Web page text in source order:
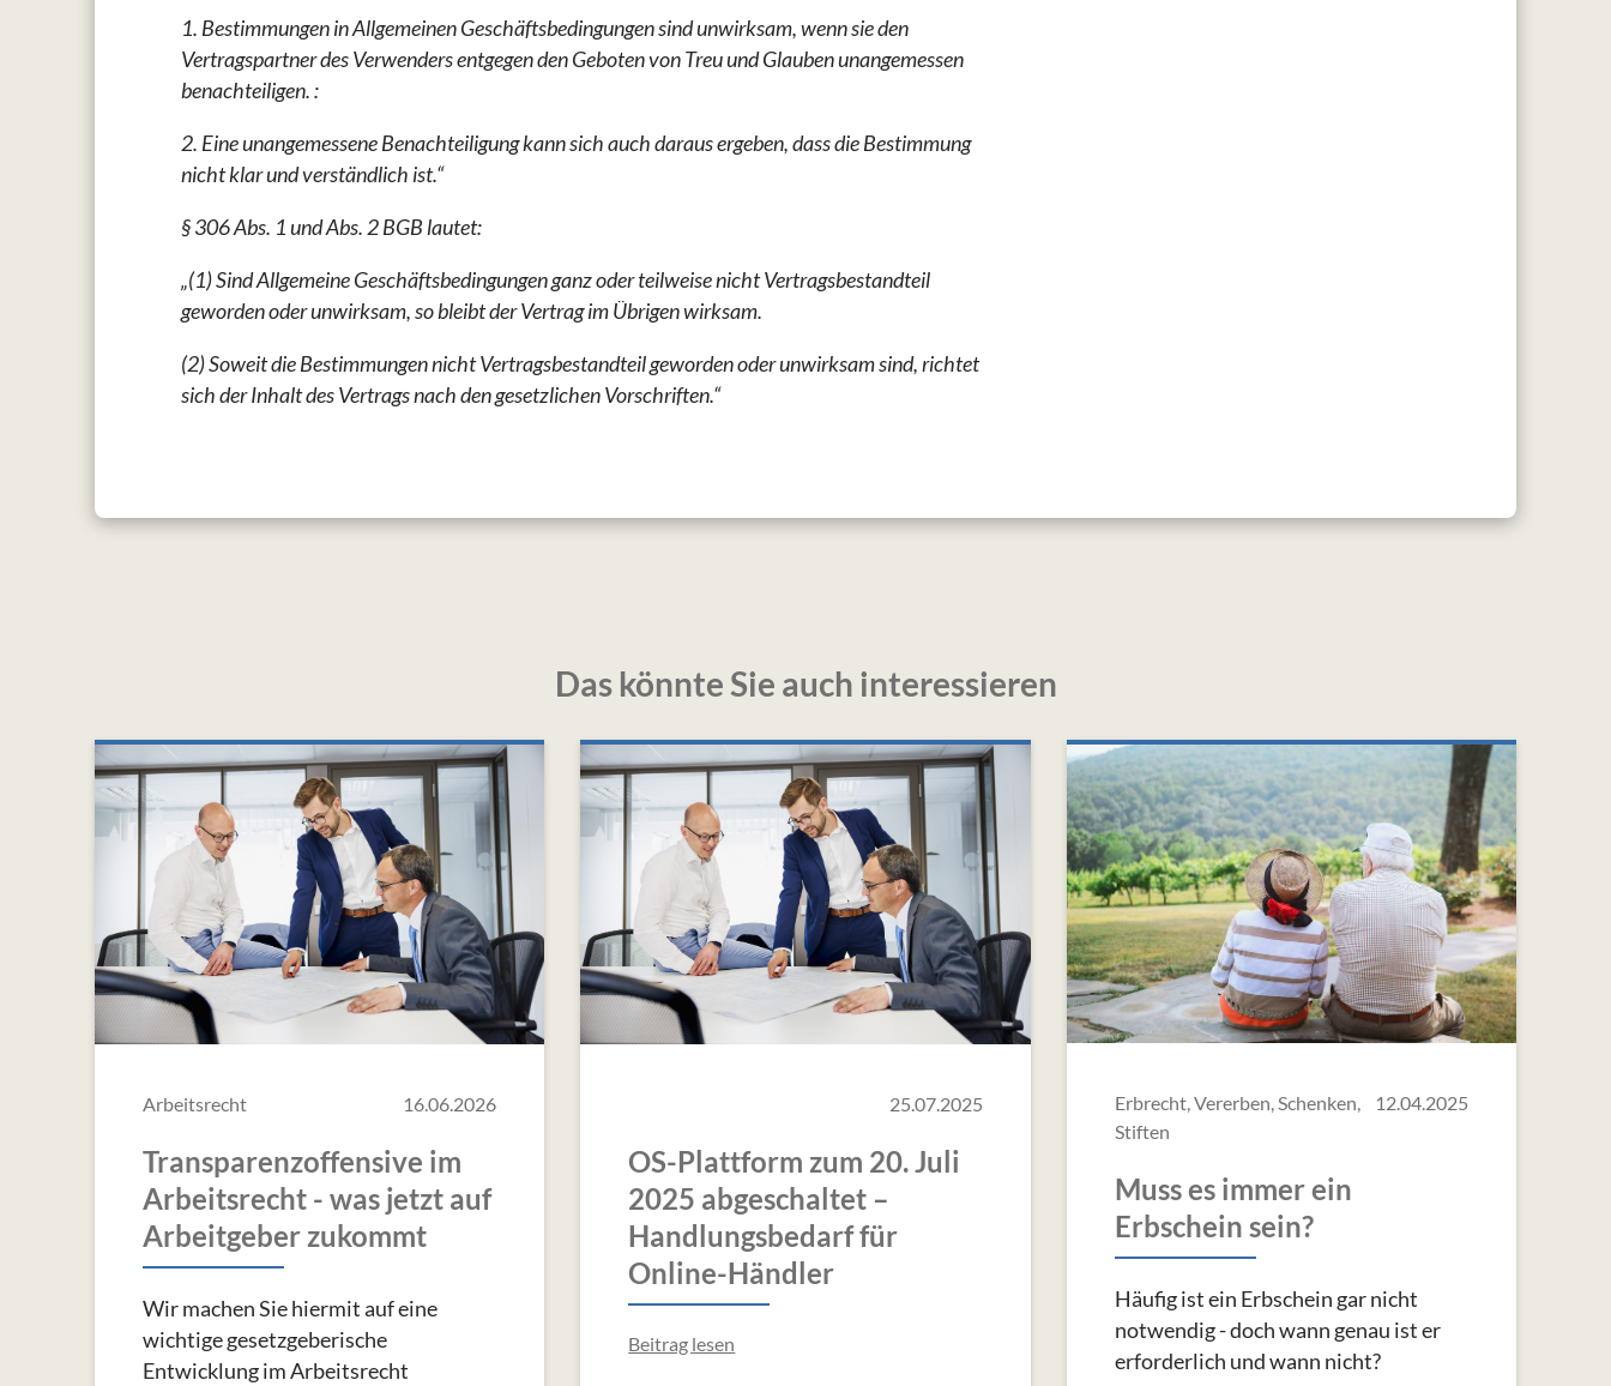
1. Bestimmungen in Allgemeinen Geschäftsbedingungen sind unwirksam, wenn sie den
Vertragspartner des Verwenders entgegen den Geboten von Treu und Glauben unangemessen
benachteiligen. :
2. Eine unangemessene Benachteiligung kann sich auch daraus ergeben, dass die Bestimmung
nicht klar und verständlich ist.“
§ 306 Abs. 1 und Abs. 2 BGB lautet:
„(1) Sind Allgemeine Geschäftsbedingungen ganz oder teilweise nicht Vertragsbestandteil
geworden oder unwirksam, so bleibt der Vertrag im Übrigen wirksam.
(2) Soweit die Bestimmungen nicht Vertragsbestandteil geworden oder unwirksam sind, richtet
sich der Inhalt des Vertrags nach den gesetzlichen Vorschriften.“
Das könnte Sie auch interessieren
Arbeitsrecht 16.06.2026
Transparenzoffensive im
Arbeitsrecht - was jetzt auf
Arbeitgeber zukommt
Wir machen Sie hiermit auf eine
wichtige gesetzgeberische
Entwicklung im Arbeitsrecht
25.07.2025
OS-Plattform zum 20. Juli
2025 abgeschaltet –
Handlungsbedarf für
Online-Händler
Beitrag lesen
Erbrecht, Vererben, Schenken,
Stiften
12.04.2025
Muss es immer ein
Erbschein sein?
Häufig ist ein Erbschein gar nicht
notwendig - doch wann genau ist er
erforderlich und wann nicht?